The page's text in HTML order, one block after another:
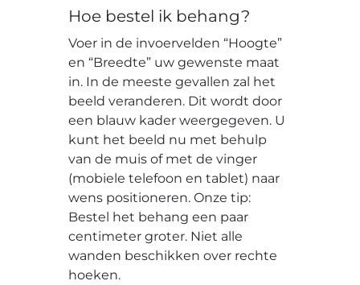
Hoe bestel ik behang?
Voer in de invoervelden “Hoogte”
en “Breedte” uw gewenste maat
in. In de meeste gevallen zal het
beeld veranderen. Dit wordt door
een blauw kader weergegeven. U
kunt het beeld nu met behulp
van de muis of met de vinger
(mobiele telefoon en tablet) naar
wens positioneren. Onze tip:
Bestel het behang een paar
centimeter groter. Niet alle
wanden beschikken over rechte
hoeken.